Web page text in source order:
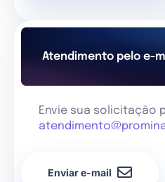
Atendimento pelo e-
Envie sua solicitação
Enviar e-mail